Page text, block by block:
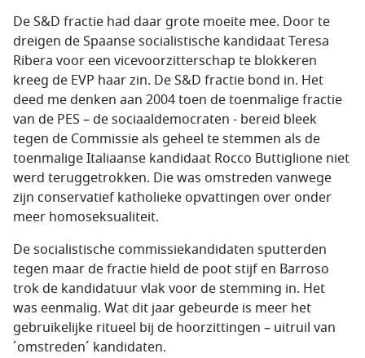
De S&D fractie had daar grote moeite mee. Door te
dreigen de Spaanse socialistische kandidaat Teresa
Ribera voor een vicevoorzitterschap te blokkeren
kreeg de EVP haar zin. De S&D fractie bond in. Het
deed me denken aan 2004 toen de toenmalige fractie
van de PES – de sociaaldemocraten - bereid bleek
tegen de Commissie als geheel te stemmen als de
toenmalige Italiaanse kandidaat Rocco Buttiglione niet
werd teruggetrokken. Die was omstreden vanwege
zijn conservatief katholieke opvattingen over onder
meer homoseksualiteit.
De socialistische commissiekandidaten sputterden
tegen maar de fractie hield de poot stijf en Barroso
trok de kandidatuur vlak voor de stemming in. Het
was eenmalig. Wat dit jaar gebeurde is meer het
gebruikelijke ritueel bij de hoorzittingen – uitruil van
´omstreden´ kandidaten.